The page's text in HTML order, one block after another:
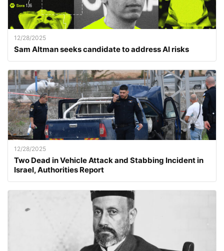
12/28/2025
Sam Altman seeks candidate to address AI risks
12/28/2025
Two Dead in Vehicle Attack and Stabbing Incident in
Israel, Authorities Report